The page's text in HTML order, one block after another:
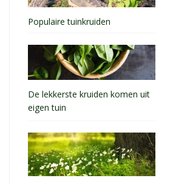
Populaire tuinkruiden
De lekkerste kruiden komen uit
eigen tuin